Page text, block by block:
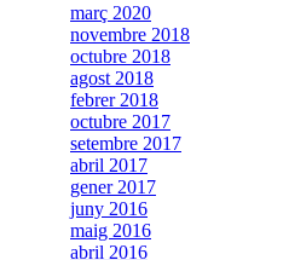
març 2020
novembre 2018
octubre 2018
agost 2018
febrer 2018
octubre 2017
setembre 2017
abril 2017
gener 2017
juny 2016
maig 2016
abril 2016